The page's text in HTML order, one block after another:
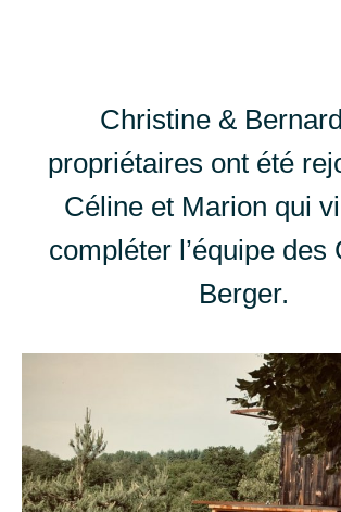
Christine &
propriétaires ont été
Céline et Marion qui
compléter l’équipe des
Berger.